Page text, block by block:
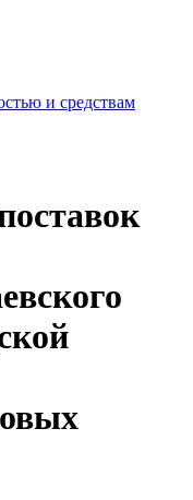
и средствам